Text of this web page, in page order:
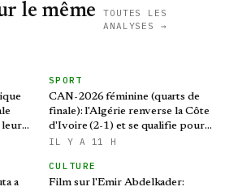
le même
TOUTES LES
ANALYSES →
leur
et
SPORT
CAN-2026 féminine (quarts de
finale): l'Algérie renverse la Côte
d'Ivoire (2-1) et se qualifie pour
le Mondial brésilien
IL Y A 11 H
a
CULTURE
Film sur l'Emir Abdelkader: